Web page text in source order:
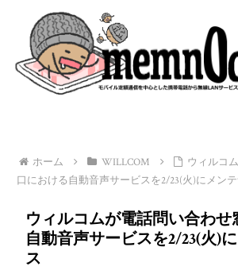
ホーム WILLCOM
ウィルコ
口における自動音声サービスを2/23(火)にメン
ウィルコムが電話問い合わせ
自動音声サービスを2/23(火)
ス